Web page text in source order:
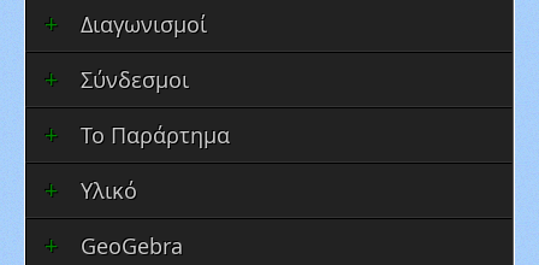
Διαγωνισμοί
Σύνδεσμοι
Το Παράρτημα
Υλικό
GeoGebra